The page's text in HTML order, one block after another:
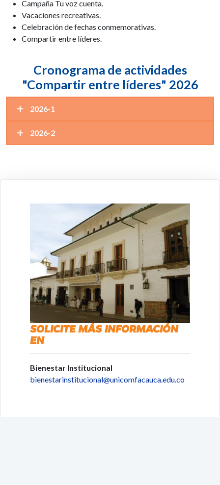
Campaña Tu voz cuenta.
Vacaciones recreativas.
Celebración de fechas conmemorativas.
Compartir entre líderes.
Cronograma de actividades
"Compartir entre líderes" 2026
2026-1
2026-2
SOLICITE MÁS INFORMACIÓN
EN
Bienestar Institucional
bienestarinstitucional@unicomfacauca.edu.co